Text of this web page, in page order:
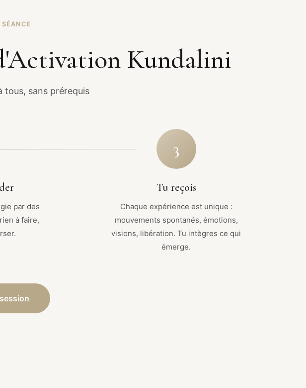
Kundalini
tous, sans prérequis
par des
à faire,
3
Tu reçois
Chaque expérience est unique :
mouvements spontanés, émotions,
visions, libération. Tu intègres ce qui
émerge.